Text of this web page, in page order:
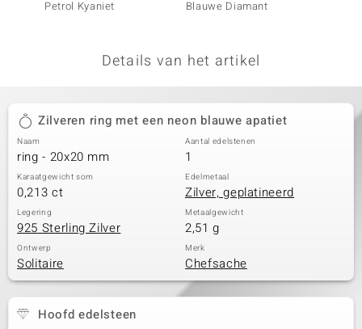
Petrol Kyaniet
Blauwe Diamant
Details van het artikel
Zilveren ring met een neon blauwe apatiet
Naam
ring - 20x20 mm
Aantal edelstenen
1
Karaatgewicht som
0,213 ct
Edelmetaal
Zilver, geplatineerd
Legering
925 Sterling Zilver
Metaalgewicht
2,51 g
Ontwerp
Solitaire
Merk
Chefsache
Hoofd edelsteen